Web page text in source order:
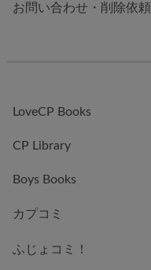
お問い合わせ・削除依頼
LoveCP Books
CP Library
Boys Books
カプコミ
ふじょコミ！